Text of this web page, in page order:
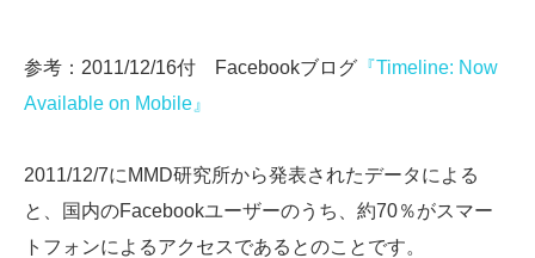
参考：2011/12/16付 Facebookブログ 『Timeline: Now
Available on Mobile』
2011/12/7にMMD研究所から発表されたデータによる
と、国内のFacebookユーザーのうち、約70％がスマー
トフォンによるアクセスであるとのことです。